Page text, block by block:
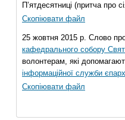
П’ятдесятниці (притча про
Скопіювати файл
25 жовтня 2015 р. Слово
кафедрального собору
волонтерам, які
інформаційної служби
Скопіювати файл